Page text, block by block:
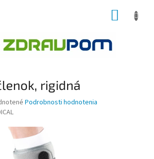
rigidná
Podrobnosti hodnotenia